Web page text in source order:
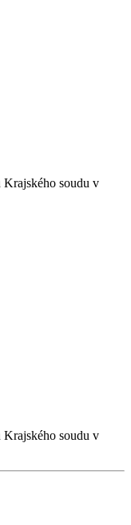
Krajského soudu v
Krajského soudu v